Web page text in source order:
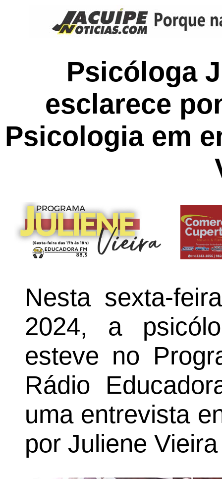
Psicóloga
esclarece
Psicologia em
Nesta sexta-
2024, a
esteve no
Rádio
uma entrevista
por Juliene